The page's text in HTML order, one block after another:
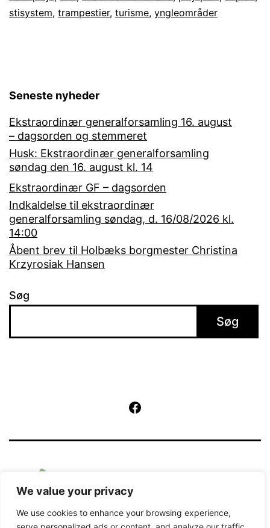
We value your privacy
We use cookies to enhance your browsing experience,
kystnatur
stisystem, trampestier, turisme, yngleområder
Seneste nyheder
Ekstraordinær generalforsamling 16. august
– dagsorden og stemmeret
Husk: Ekstraordinær generalforsamling
søndag den 16. august kl. 14
Ekstraordinær GF – dagsorden
Indkaldelse til ekstraordinær
generalforsamling søndag, d. 16/08/2026 kl.
14:00
Åbent brev til Holbæks borgmester Christina
Krzyrosiak Hansen
Søg
Søg